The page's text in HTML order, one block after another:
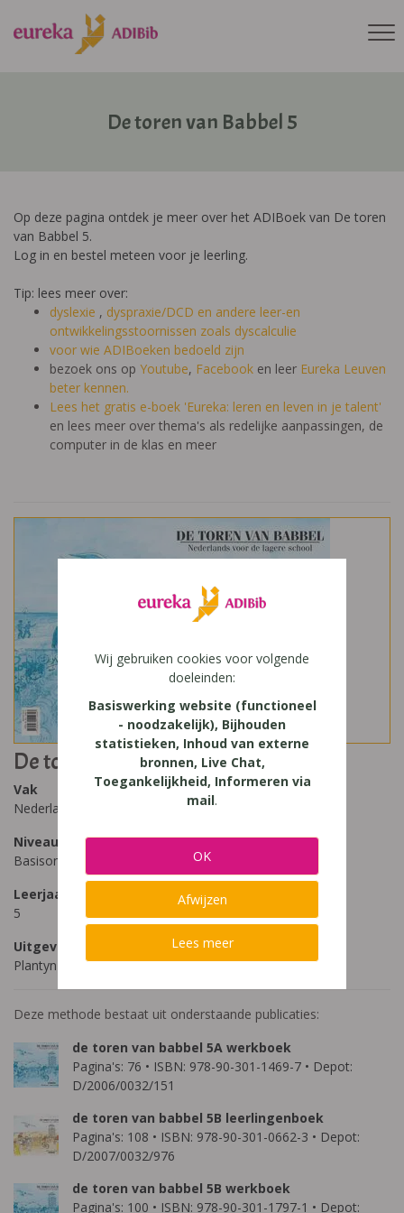
De toren van Babbel 5
Op deze pagina ontdek je meer over het ADIBoek van De toren
van Babbel 5.
Log in en bestel meteen voor je leerling.
Tip: lees meer over:
dyslexie , dyspraxie/DCD en andere leer-en
ontwikkelingsstoornissen zoals dyscalculie
voor wie ADIBoeken bedoeld zijn
bezoek ons op Youtube, Facebook en leer Eureka Leuven
beter kennen.
Lees het gratis e-boek 'Eureka: leren en leven in je talent'
en lees meer over thema's als redelijke aanpassingen, de
computer in de klas en meer
De toren van Babbel 5
Vak
Nederlands
Niveau
Basisonderwijs
Leerjaar
5
Uitgeverij
Plantyn
Deze methode bestaat uit onderstaande publicaties:
de toren van babbel 5A werkboek
Pagina's: 76 • ISBN: 978-90-301-1469-7 • Depot:
D/2006/0032/151
de toren van babbel 5B leerlingenboek
Pagina's: 108 • ISBN: 978-90-301-0662-3 • Depot:
D/2007/0032/976
de toren van babbel 5B werkboek
Pagina's: 100 • ISBN: 978-90-301-1797-1 • Depot:
Wij gebruiken cookies voor volgende
doeleinden:
Basiswerking website (functioneel
- noodzakelijk), Bijhouden
statistieken, Inhoud van externe
bronnen, Live Chat,
Toegankelijkheid, Informeren via
mail.
OK
Afwijzen
Lees meer